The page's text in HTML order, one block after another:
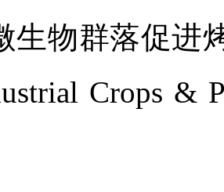
生物群落促进
Crops &